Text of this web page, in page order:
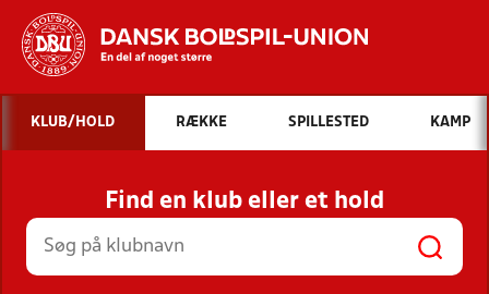
Hvad vil du søge efter?
INDHOLD OG NYHEDER
STILLINGER, RESULTATER, KLUBBER OG
HOLD
KLUB/HOLD RÆKKE SPILLESTED KAMP
Find en klub eller et hold